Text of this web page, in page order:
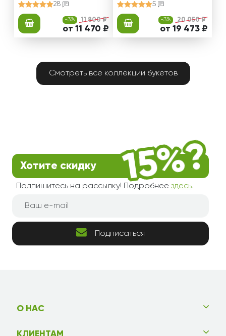
28
-3% 11 800 ₽
от 11 470 ₽
5
-3% 20 050 ₽
от 19 473 ₽
Смотреть все коллекции букетов
Хотите скидку
Подпишитесь на рассылку! Подробнее здесь.
Подписаться
О НАС
КЛИЕНТАМ